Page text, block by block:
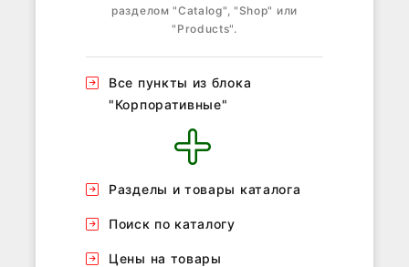
разделом "Catalog", "Shop" или
"Products".
Все пункты из блока
"Корпоративные"
Разделы и товары каталога
Поиск по каталогу
Цены на товары